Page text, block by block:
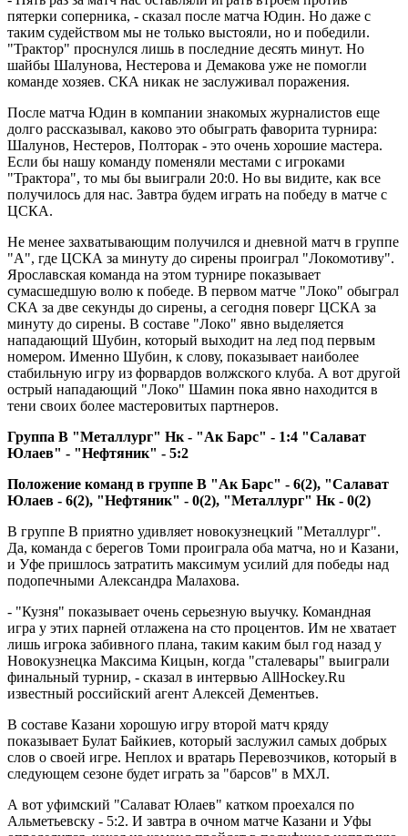
пятерки соперника, - сказал после матча Юдин. Но даже с
таким судейством мы не только выстояли, но и победили.
"Трактор" проснулся лишь в последние десять минут. Но
шайбы Шалунова, Нестерова и Демакова уже не помогли
команде хозяев. СКА никак не заслуживал поражения.
После матча Юдин в компании знакомых журналистов еще
долго рассказывал, каково это обыграть фаворита турнира:
Шалунов, Нестеров, Полторак - это очень хорошие мастера.
Если бы нашу команду поменяли местами с игроками
"Трактора", то мы бы выиграли 20:0. Но вы видите, как все
получилось для нас. Завтра будем играть на победу в матче с
ЦСКА.
Не менее захватывающим получился и дневной матч в группе
"A", где ЦСКА за минуту до сирены проиграл "Локомотиву".
Ярославская команда на этом турнире показывает
сумасшедшую волю к победе. В первом матче "Локо" обыграл
СКА за две секунды до сирены, а сегодня поверг ЦСКА за
минуту до сирены. В составе "Локо" явно выделяется
нападающий Шубин, который выходит на лед под первым
номером. Именно Шубин, к слову, показывает наиболее
стабильную игру из форвардов волжского клуба. А вот другой
острый нападающий "Локо" Шамин пока явно находится в
тени своих более мастеровитых партнеров.
Группа B "Металлург" Нк - "Ак Барс" - 1:4 "Салават
Юлаев" - "Нефтяник" - 5:2
Положение команд в группе B "Ак Барс" - 6(2), "Салават
Юлаев - 6(2), "Нефтяник" - 0(2), "Металлург" Нк - 0(2)
В группе B приятно удивляет новокузнецкий "Металлург".
Да, команда с берегов Томи проиграла оба матча, но и Казани,
и Уфе пришлось затратить максимум усилий для победы над
подопечными Александра Малахова.
- "Кузня" показывает очень серьезную выучку. Командная
игра у этих парней отлажена на сто процентов. Им не хватает
лишь игрока забивного плана, таким каким был год назад у
Новокузнецка Максима Кицын, когда "сталевары" выиграли
финальный турнир, - сказал в интервью AllHockey.Ru
известный российский агент Алексей Дементьев.
В составе Казани хорошую игру второй матч кряду
показывает Булат Байкиев, который заслужил самых добрых
слов о своей игре. Неплох и вратарь Перевозчиков, который в
следующем сезоне будет играть за "барсов" в МХЛ.
А вот уфимский "Салават Юлаев" катком проехался по
Альметьевску - 5:2. И завтра в очном матче Казани и Уфы